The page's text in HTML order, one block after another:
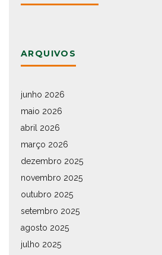
ARQUIVOS
junho 2026
maio 2026
abril 2026
março 2026
dezembro 2025
novembro 2025
outubro 2025
setembro 2025
agosto 2025
julho 2025